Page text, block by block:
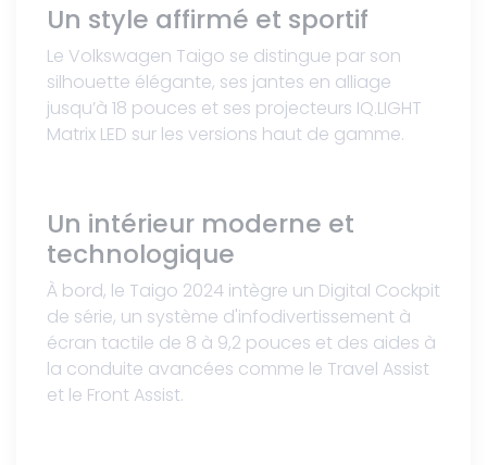
Un style affirmé et sportif
Le Volkswagen Taigo se distingue par son
silhouette élégante, ses jantes en alliage
jusqu’à 18 pouces et ses projecteurs IQ.LIGHT
Matrix LED sur les versions haut de gamme.
Un intérieur moderne et
technologique
À bord, le Taigo 2024 intègre un Digital Cockpit
de série, un système d'infodivertissement à
écran tactile de 8 à 9,2 pouces et des aides à
la conduite avancées comme le Travel Assist
et le Front Assist.